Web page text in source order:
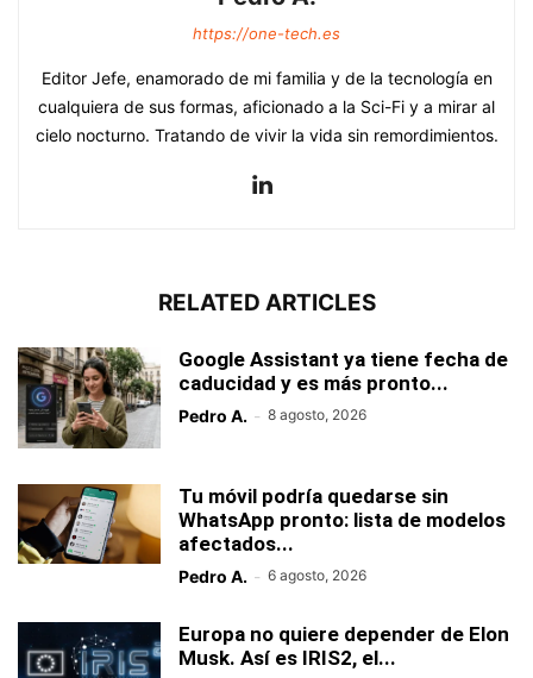
https://one-tech.es
Editor Jefe, enamorado de mi familia y de la tecnología en
cualquiera de sus formas, aficionado a la Sci-Fi y a mirar al
cielo nocturno. Tratando de vivir la vida sin remordimientos.
RELATED ARTICLES
Google Assistant ya tiene fecha de
caducidad y es más pronto...
Pedro A. - 8 agosto, 2026
Tu móvil podría quedarse sin
WhatsApp pronto: lista de modelos
afectados...
Pedro A. - 6 agosto, 2026
Europa no quiere depender de Elon
Musk. Así es IRIS2, el...